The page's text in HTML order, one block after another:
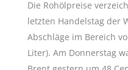
Die Rohölpreise
letzten Handelstag der
Abschläge im Bereich
Liter). Am Donnerstag